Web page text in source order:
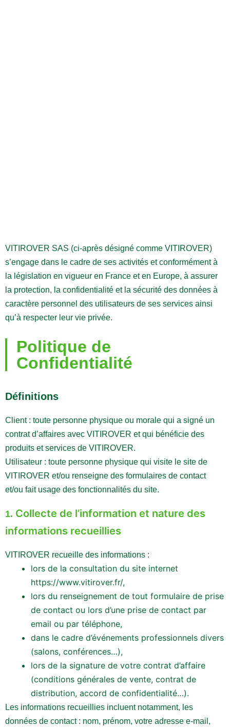
VITIROVER SAS (ci-après désigné comme VITIROVER)
s’engage dans le cadre de ses activités et conformément à
la législation en vigueur en France et en Europe, à assurer
la protection, la confidentialité et la sécurité des données à
caractère personnel des utilisateurs de ses services ainsi
qu’à respecter leur vie privée.
Politique de
Confidentialité
Définitions
Client : toute personne physique ou morale qui a signé un
contrat d’affaires avec VITIROVER et qui bénéficie des
produits et services de VITIROVER.
Utilisateur : toute personne physique qui visite le site de
VITIROVER et/ou renseigne des formulaires de contact
et/ou fait usage des fonctionnalités du site.
1. Collecte de l’information et nature des
informations recueillies
VITIROVER recueille des informations :
lors de la consultation du site internet
https://www.vitirover.fr/,
lors du renseignement de tout formulaire de prise
de contact ou lors d’une prise de contact par
email ou par téléphone,
dans le cadre d’événements professionnels divers
(salons, conférences…),
lors de la signature de votre contrat d’affaire
(conditions générales de vente, contrat de
distribution, accord de confidentialité…).
Les informations recueillies incluent notamment, les
données de contact : nom, prénom, votre adresse e-mail,